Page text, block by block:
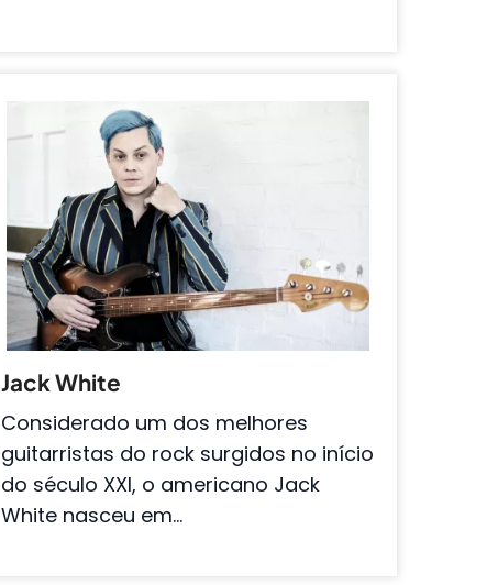
Jack White
Considerado um dos melhores
guitarristas do rock surgidos no início
do século XXI, o americano Jack
White nasceu em…